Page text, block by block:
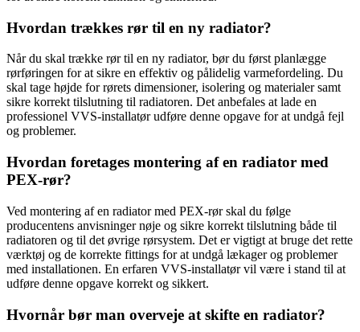
Hvordan trækkes rør til en ny radiator?
Når du skal trække rør til en ny radiator, bør du først planlægge
rørføringen for at sikre en effektiv og pålidelig varmefordeling. Du
skal tage højde for rørets dimensioner, isolering og materialer samt
sikre korrekt tilslutning til radiatoren. Det anbefales at lade en
professionel VVS-installatør udføre denne opgave for at undgå fejl
og problemer.
Hvordan foretages montering af en radiator med
PEX-rør?
Ved montering af en radiator med PEX-rør skal du følge
producentens anvisninger nøje og sikre korrekt tilslutning både til
radiatoren og til det øvrige rørsystem. Det er vigtigt at bruge det rette
værktøj og de korrekte fittings for at undgå lækager og problemer
med installationen. En erfaren VVS-installatør vil være i stand til at
udføre denne opgave korrekt og sikkert.
Hvornår bør man overveje at skifte en radiator?